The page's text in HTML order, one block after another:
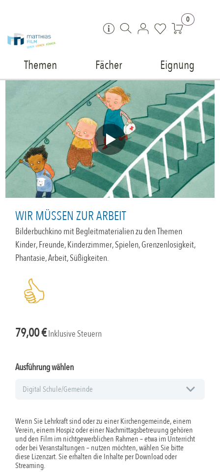
0
Themen Fächer Eignung
WIR MÜSSEN ZUR ARBEIT
Bilderbuchkino mit Begleitmaterialien zu den Themen
Kinder, Freunde, Kinderzimmer, Spielen, Grenzenlosigkeit,
Phantasie, Arbeit, Süßigkeiten.
79,00€Inklusive Steuern
Ausführung wählen
Wenn Sie Lehrkraft sind oder zu einer Kirchengemeinde, einem
Verein, einem Hospiz oder einer Nachmittagsbetreuung gehören
und den Film im nichtgewerblichen Rahmen – etwa im Unterricht
oder bei Veranstaltungen – nutzen möchten, wählen Sie bitte
diese Lizenzart. Sie erhalten die Inhalte per Download oder
Streaming.